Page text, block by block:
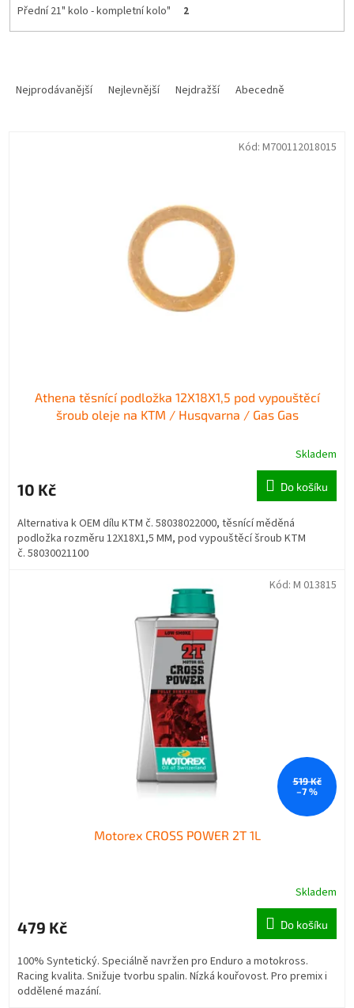
Přední 21" kolo - kompletní kolo" 2
Nejprodávanější Nejlevnější Nejdražší Abecedně
Athena těsnící podložka 12X18X1,5 pod vypouštěcí
šroub oleje na KTM / Husqvarna / Gas Gas
Skladem
10 Kč Do košíku
Alternativa k OEM dílu KTM č. 58038022000, těsnící měděná
podložka rozměru 12X18X1,5 MM, pod vypouštěcí šroub KTM
č. 58030021100
Kód: M700112018015
519 Kč
–7 %
Motorex CROSS POWER 2T 1L
Skladem
479 Kč Do košíku
100% Syntetický. Speciálně navržen pro Enduro a motokross.
Racing kvalita. Snižuje tvorbu spalin. Nízká kouřovost. Pro premix i
oddělené mazání.
Kód: M 013815